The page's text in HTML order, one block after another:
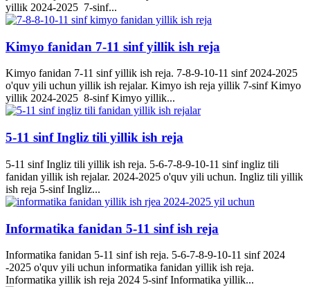
yillik 2024-2025 7-sinf...
Kimyo fanidan 7-11 sinf yillik ish reja
Kimyo fanidan 7-11 sinf yillik ish reja. 7-8-9-10-11 sinf 2024-2025
o'quv yili uchun yillik ish rejalar. Kimyo ish reja yillik 7-sinf Kimyo
yillik 2024-2025 8-sinf Kimyo yillik...
5-11 sinf Ingliz tili yillik ish reja
5-11 sinf Ingliz tili yillik ish reja. 5-6-7-8-9-10-11 sinf ingliz tili
fanidan yillik ish rejalar. 2024-2025 o'quv yili uchun. Ingliz tili yillik
ish reja 5-sinf Ingliz...
Informatika fanidan 5-11 sinf ish reja
Informatika fanidan 5-11 sinf ish reja. 5-6-7-8-9-10-11 sinf 2024
-2025 o'quv yili uchun informatika fanidan yillik ish reja.
Informatika yillik ish reja 2024 5-sinf Informatika yillik...